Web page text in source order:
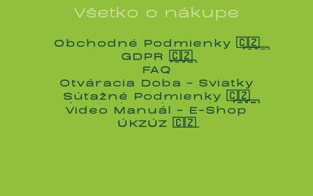
Všetko o nákupe
Obchodné Podmienky 🇨🇿
Obchodné Podmienky 🇨🇿
GDPR 🇨🇿
GDPR 🇨🇿
FAQ
FAQ
Otváracia Doba - Sviatky
Otváracia Doba - Sviatky
Súťažné Podmienky 🇨🇿
Súťažné Podmienky 🇨🇿
Video Manuál - E-Shop
Video Manuál - E-Shop
ÚKZÚZ 🇨🇿
ÚKZÚZ 🇨🇿